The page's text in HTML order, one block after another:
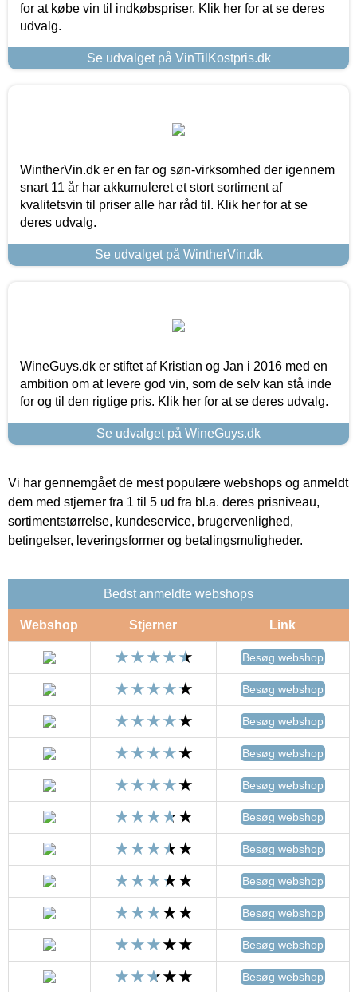
for at købe vin til indkøbspriser. Klik her for at se deres
udvalg.
Se udvalget på VinTilKostpris.dk
WintherVin.dk er en far og søn-virksomhed der igennem
snart 11 år har akkumuleret et stort sortiment af
kvalitetsvin til priser alle har råd til. Klik her for at se
deres udvalg.
Se udvalget på WintherVin.dk
WineGuys.dk er stiftet af Kristian og Jan i 2016 med en
ambition om at levere god vin, som de selv kan stå inde
for og til den rigtige pris. Klik her for at se deres udvalg.
Se udvalget på WineGuys.dk
Vi har gennemgået de mest populære webshops og anmeldt
dem med stjerner fra 1 til 5 ud fra bl.a. deres prisniveau,
sortimentstørrelse, kundeservice, brugervenlighed,
betingelser, leveringsformer og betalingsmuligheder.
Bedst anmeldte webshops
Webshop Stjerner Link
Besøg webshop
Besøg webshop
Besøg webshop
Besøg webshop
Besøg webshop
Besøg webshop
Besøg webshop
Besøg webshop
Besøg webshop
Besøg webshop
Besøg webshop